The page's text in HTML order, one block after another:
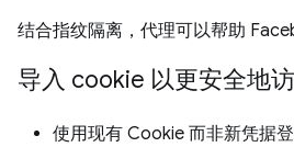
结合指纹隔离，代理可以帮助
导入 cookie 以更安全地
使用现有 Cookie 而非新凭据